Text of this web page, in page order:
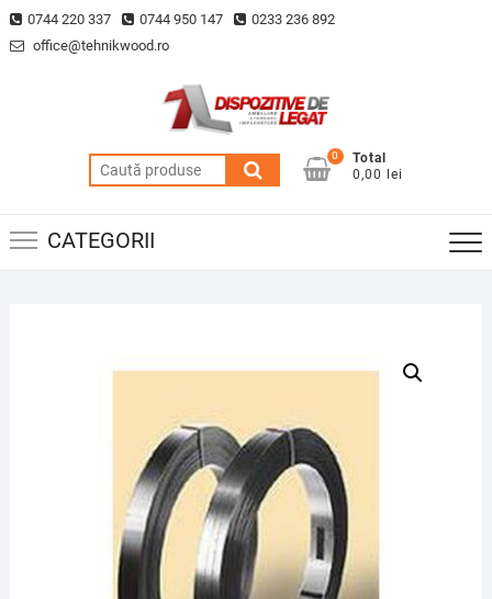
Skip
to
0744 220 337 0744 950 147
0233 236 892
office@tehnikwood.ro
Caută
după:
0
Total
0,00 lei
CATEGORII